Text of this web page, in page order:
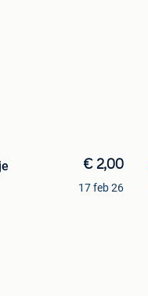
€ 2,00
17 feb 26